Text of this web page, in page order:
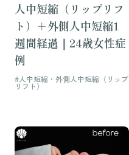
人中短縮（リップリフ
ト）＋外側人中短縮1
週間経過｜24歳女性症
例
#人中短縮・外側人中短縮（リップ
リフト）